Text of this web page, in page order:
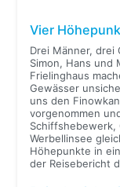
Vier
Drei Männer, drei
Simon, Hans und
Frielinghaus
Gewässer
uns den
vorgenommen
Schiffshebewerk,
Werbellinsee
Höhepunkte in
der Reisebericht